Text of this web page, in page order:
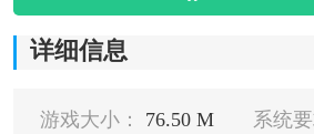
详细信息
游戏大小： 76.50 M 系统要